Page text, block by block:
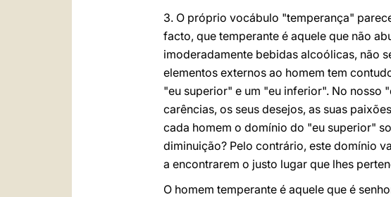
3. O próprio vocábulo "temperança"
facto, que temperante é aquele que não
imoderadamente bebidas alcoólicas, não
elementos externos ao homem tem
"eu superior" e um "eu inferior". No nosso
carências, os seus desejos, as suas
cada homem o domínio do "eu superior"
diminuição? Pelo contrário, este domínio
a encontrarem o justo lugar que lhes
O homem temperante é aquele que é